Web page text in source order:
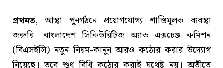
প্রথমত, আস্থা পুনর্গঠনে প্রয়োগযোগ্য শাস্তিমূলক ব্যবস্থা
জরুরি। বাংলাদেশ সিকিউরিটিজ অ্যান্ড এক্সচেঞ্জ কমিশন
(বিএসইসি) নতুন নিয়ম-কানুন আরও কঠোর করার উদ্যোগ
নিয়েছে। তবে শুধু বিধি কঠোর করাই যথেষ্ট নয়। অতীতে